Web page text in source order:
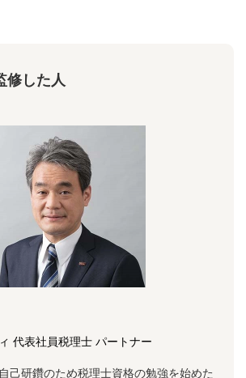
修した⼈
代表社員税理士 パートナー
⼰研鑽のため税理⼠資格の勉強を始めた